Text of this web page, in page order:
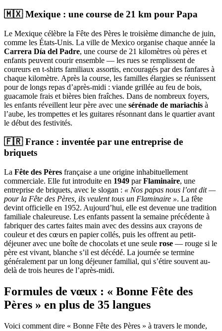
🇲🇽 Mexique : une course de 21 km pour Papa
Le Mexique célèbre la Fête des Pères le troisième dimanche de juin,
comme les États-Unis. La ville de Mexico organise chaque année la
Carrera Día del Padre, une course de 21 kilomètres où pères et
enfants peuvent courir ensemble — les rues se remplissent de
coureurs en t-shirts familiaux assortis, encouragés par des fanfares à
chaque kilomètre. Après la course, les familles élargies se réunissent
pour de longs repas d’après-midi : viande grillée au feu de bois,
guacamole frais et bières bien fraîches. Dans de nombreux foyers,
les enfants réveillent leur père avec une sérénade de mariachis à
l’aube, les trompettes et les guitares résonnant dans le quartier avant
le début des festivités.
🇫🇷 France : inventée par une entreprise de
briquets
La Fête des Pères française a une origine inhabituellement
commerciale. Elle fut introduite en 1949 parFlaminaire, une
entreprise de briquets, avec le slogan : « Nos papas nous l’ont dit —
pour la Fête des Pères, ils veulent tous un Flaminaire ». La fête
devint officielle en 1952. Aujourd’hui, elle est devenue une tradition
familiale chaleureuse. Les enfants passent la semaine précédente à
fabriquer des cartes faites main avec des dessins aux crayons de
couleur et des cœurs en papier collés, puis les offrent au petit-
déjeuner avec une boîte de chocolats et une seule rose — rouge si le
père est vivant, blanche s’il est décédé. La journée se termine
généralement par un long déjeuner familial, qui s’étire souvent au-
delà de trois heures de l’après-midi.
Formules de vœux : « Bonne Fête des
Pères » en plus de 35 langues
Voici comment dire « Bonne Fête des Pères » à travers le monde,